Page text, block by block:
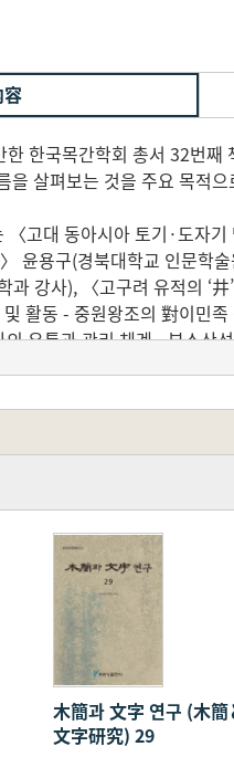
容
한국목간학회 총서 32번
을 살펴보는 것을 주요 목적
〈고대 동아시아 토기·도자
윤용구(경북대학교 인문학
과 강사), 〈고구려 유적의 ‘
및 활동 - 중원왕조의 對이민
유통과 관리 체계 - 부소산
혼인과 가족 관계 - 高句麗
사학과 부교수), 〈신공제의
는 〈목간 연구 접근 방식에
는 등 지속적으로 연구되고 있
木簡과 文字 연구 (木簡
文字研究) 29